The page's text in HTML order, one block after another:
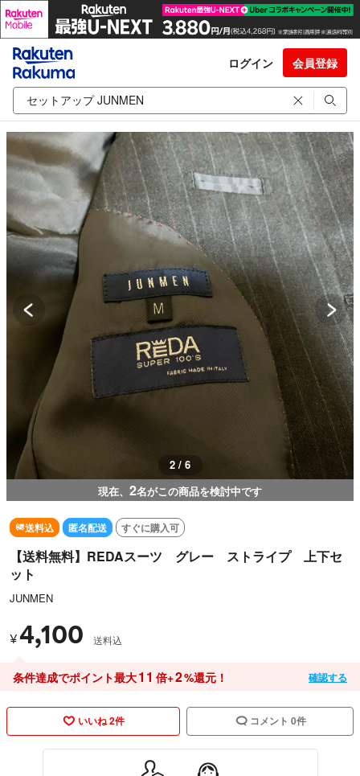
ログイン 会員登録
2 / 6
現在、 2名がこの商品を検討中です
送料込 匿名配送 すぐに購入可
【送料無料】REDAスーツ グレー ストライプ 上下セ
ット
JUNMEN
¥4,100 送料込
条件達成でポイント最大11 倍+2%還元！ 確認する
いいね 2件 コメント 0件